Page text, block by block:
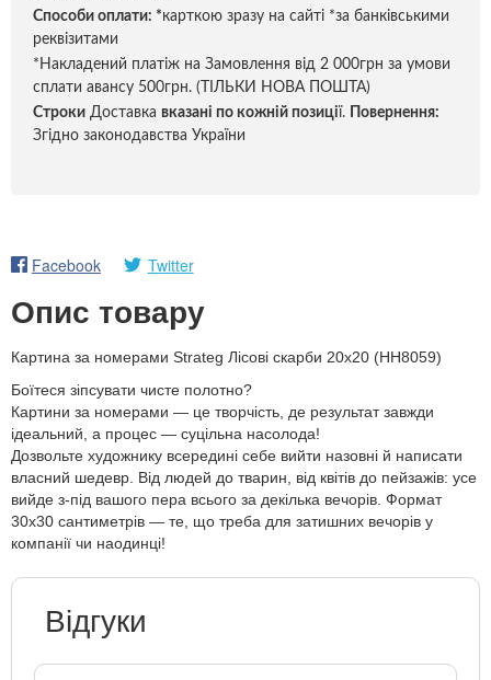
Способи оплати: *карткою зразу на сайті *за банківськими
реквізитами
*Накладений платіж на Замовлення від 2 000грн за умови
сплати авансу 500грн. (ТІЛЬКИ НОВА ПОШТА)
Строки Доставка вказані по кожній позиції.
Повернення:
Згідно законодавства України
Facebook Twitter
Опис товару
Картина за номерами Strateg Лісові скарби 20х20 (HH8059)
Боїтеся зіпсувати чисте полотно?
Картини за номерами — це творчість, де результат завжди
ідеальний, а процес — суцільна насолода!
Дозвольте художнику всередині себе вийти назовні й написати
власний шедевр. Від людей до тварин, від квітів до пейзажів: усе
вийде з-під вашого пера всього за декілька вечорів. Формат
30х30 сантиметрів — те, що треба для затишних вечорів у
компанії чи наодинці!
Відгуки